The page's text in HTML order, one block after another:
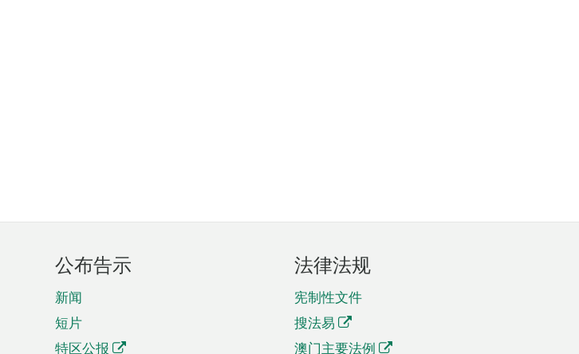
公布告示
新闻
短片
特区公报
法律法规
宪制性文件
搜法易
澳门主要法例